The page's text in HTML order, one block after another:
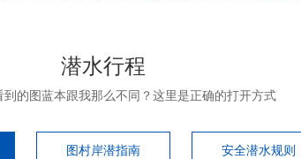
潜水行程
到的图蓝本跟我那么不同？这里是正确的打开方式
图村岸潜指南 安全潜水规则